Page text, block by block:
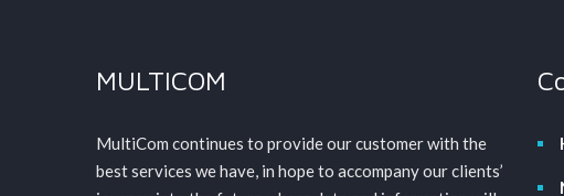
MULTICOM
MultiCom continues to provide our customer with the
best services we have, in hope to accompany our clients’